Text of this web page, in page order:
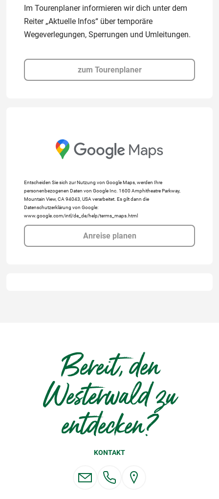
Im Tourenplaner informieren wir dich unter dem
Reiter „Aktuelle Infos“ über temporäre
Wegeverlegungen, Sperrungen und Umleitungen.
zum Tourenplaner
Entscheiden Sie sich zur Nutzung von Google Maps, werden Ihre
personenbezogenen Daten von Google Inc. 1600 Amphitheatre Parkway,
Mountain View, CA 94043, USA verarbeitet. Es gilt dann die
Datenschutzerklärung von Google:
www.google.com/intl/de_de/help/terms_maps.html
Anreise planen
Bereit, den
Westerwald zu
entdecken?
KONTAKT